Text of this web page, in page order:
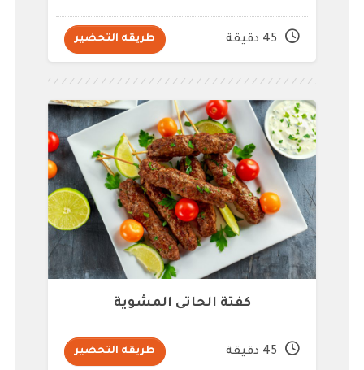
45 دقيقة طريقه التحضير
كفتة الحاتى المشوية
45 دقيقة طريقه التحضير